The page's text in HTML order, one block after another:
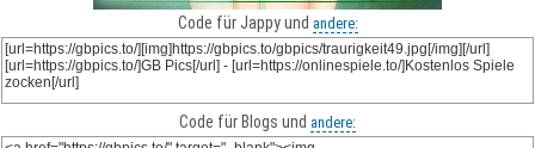
Code für Jappy und andere:
Code für Blogs und andere: